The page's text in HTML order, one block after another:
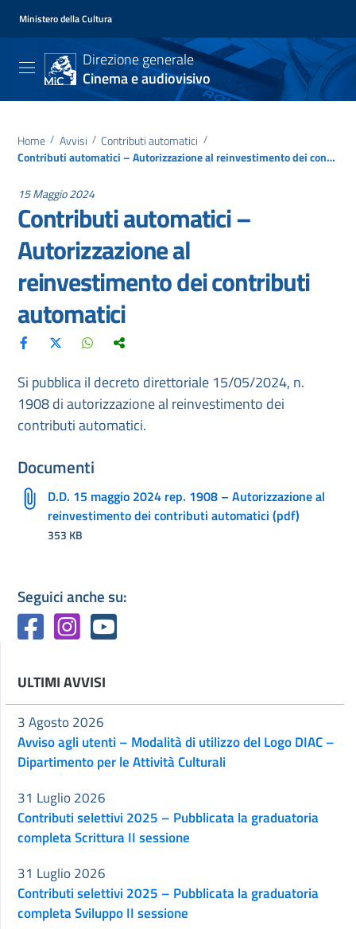
Ministero della Cultura
Direzione generale
Cinema e audiovisivo
Home / Avvisi / Contributi automatici /
Contributi automatici – Autorizzazione al reinvestimento dei contributi automatici
15 Maggio 2024
Contributi automatici –
Autorizzazione al
reinvestimento dei contributi
automatici
Si pubblica il decreto direttoriale 15/05/2024, n.
1908 di autorizzazione al reinvestimento dei
contributi automatici.
Documenti
D.D. 15 maggio 2024 rep. 1908 – Autorizzazione al
reinvestimento dei contributi automatici (pdf)
353 KB
Seguici anche su:
ULTIMI AVVISI
Avviso agli utenti – Modalità di utilizzo del Logo DIAC –
Dipartimento per le Attività Culturali
3 Agosto 2026
Contributi selettivi 2025 – Pubblicata la graduatoria
completa Scrittura II sessione
31 Luglio 2026
Contributi selettivi 2025 – Pubblicata la graduatoria
completa Sviluppo II sessione
31 Luglio 2026